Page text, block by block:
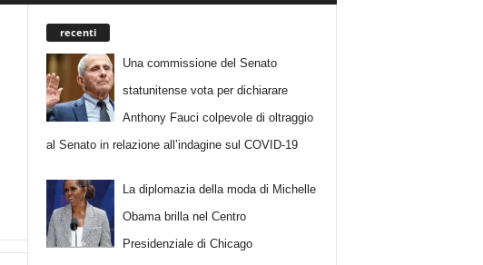
recenti
Una commissione del Senato
statunitense vota per dichiarare
Anthony Fauci colpevole di oltraggio
al Senato in relazione all’indagine sul COVID-19
La diplomazia della moda di Michelle
Obama brilla nel Centro
Presidenziale di Chicago